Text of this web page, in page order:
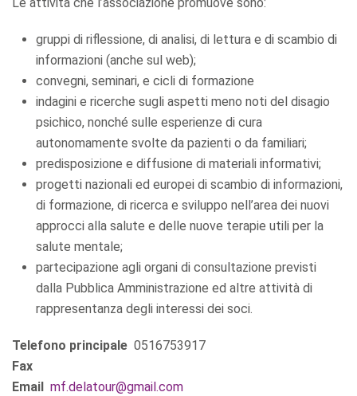
gruppi di riflessione, di analisi, di lettura e di scambio di
informazioni (anche sul web);
convegni, seminari, e cicli di formazione
indagini e ricerche sugli aspetti meno noti del disagio
psichico, nonché sulle esperienze di cura
autonomamente svolte da pazienti o da familiari;
predisposizione e diffusione di materiali informativi;
progetti nazionali ed europei di scambio di informazioni,
di formazione, di ricerca e sviluppo nell’area dei nuovi
approcci alla salute e delle nuove terapie utili per la
salute mentale;
partecipazione agli organi di consultazione previsti
dalla Pubblica Amministrazione ed altre attività di
rappresentanza degli interessi dei soci.
Telefono principale 0516753917
Fax
Email mf.delatour@gmail.com